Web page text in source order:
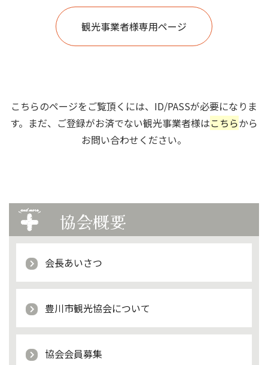
観光事業者様専用ページ
こちらのページをご覧頂くには、ID/PASSが必要になりま
す。まだ、ご登録がお済でない観光事業者様はこちらから
お問い合わせください。
協会概要
会長あいさつ
豊川市観光協会について
協会会員募集